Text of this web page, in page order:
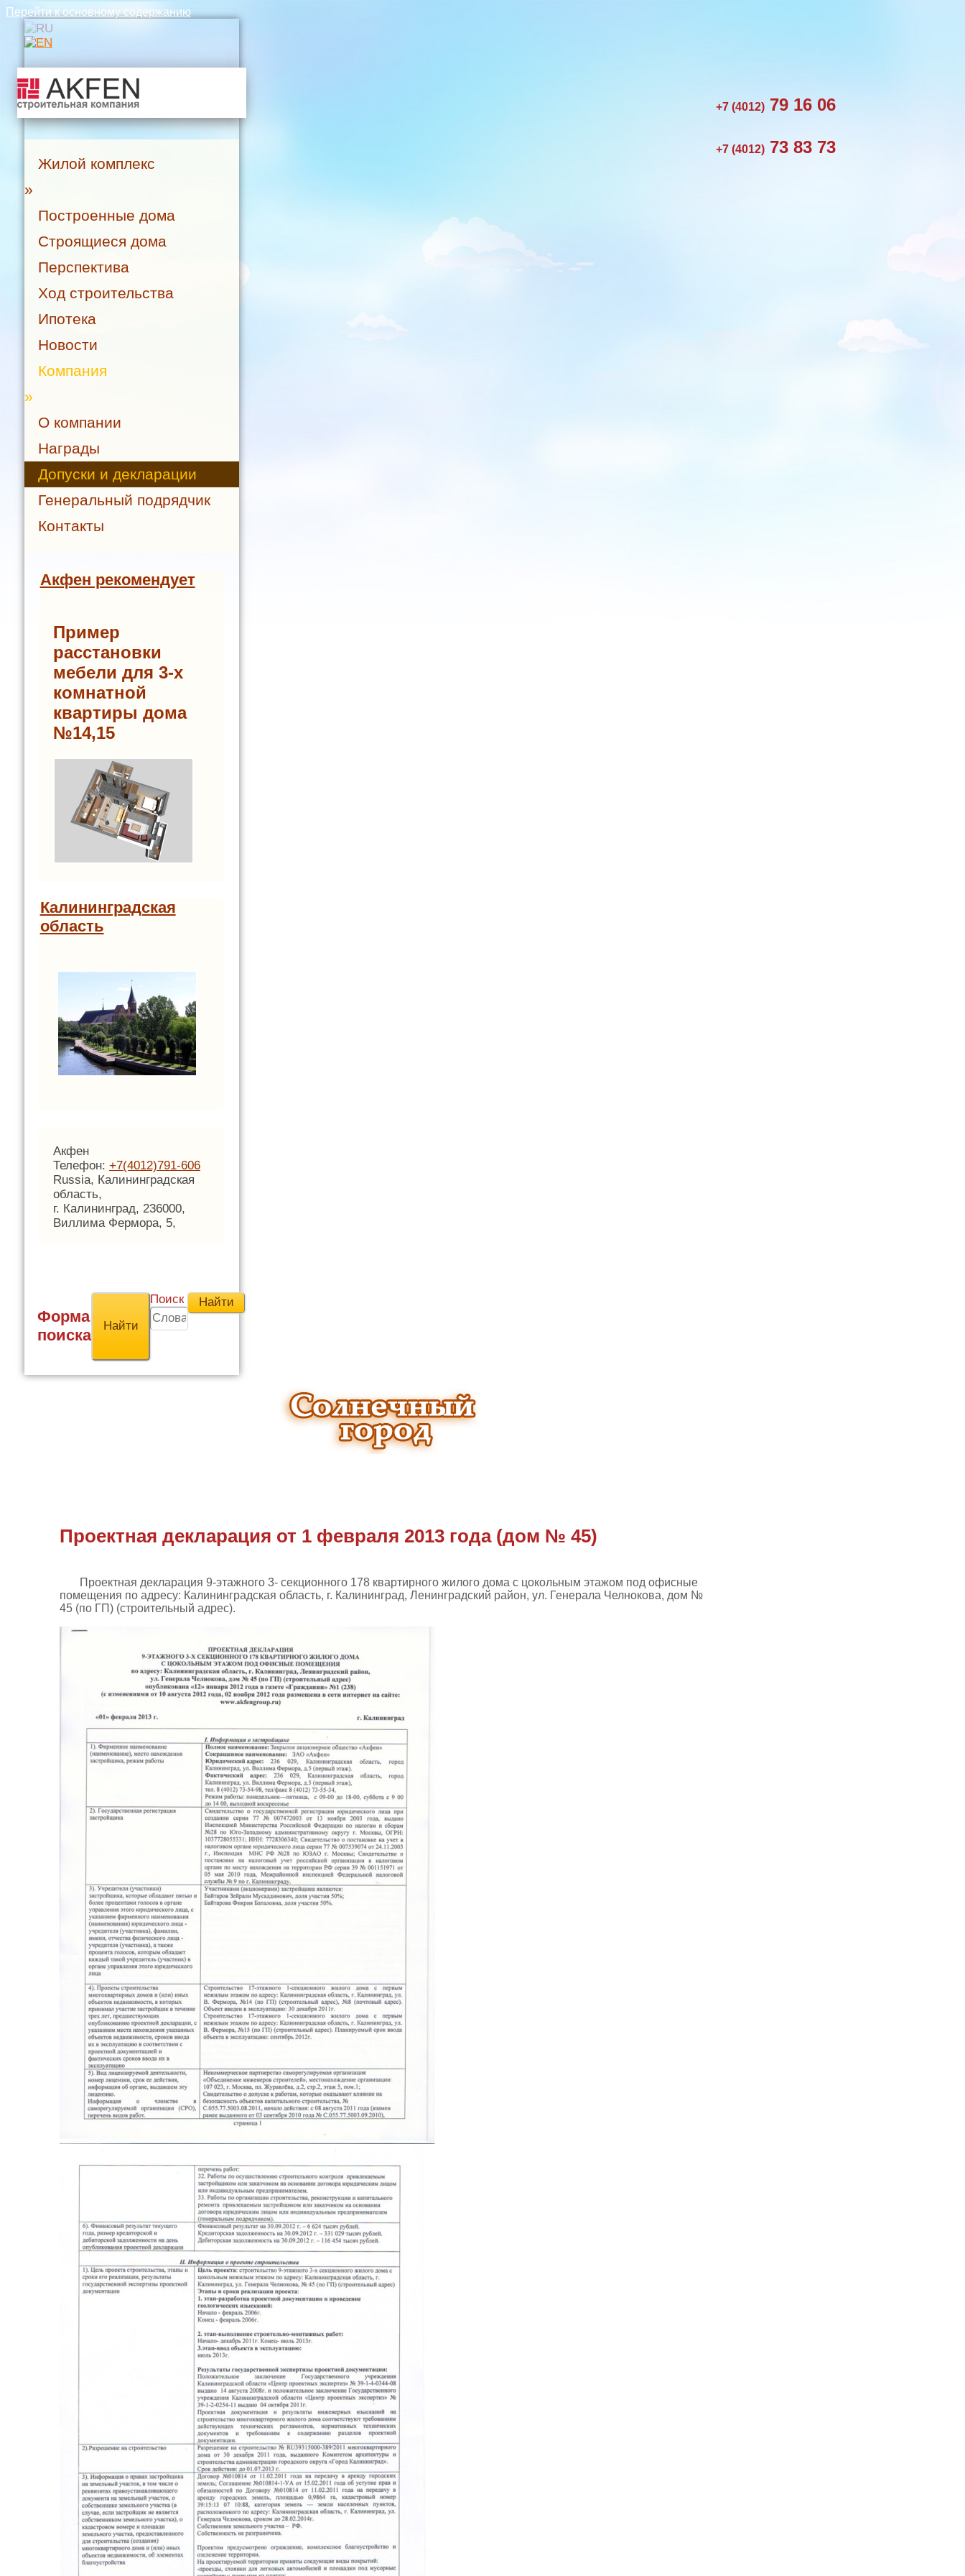
Перейти к основному содержанию
Жилой комплекс
»
Построенные дома
Строящиеся дома
Перспектива
Ход строительства
Ипотека
Новости
Компания
»
О компании
Награды
Допуски и декларации
Генеральный подрядчик
Контакты
Акфен рекомендует
Пример
расстановки
мебели для 3-х
комнатной
квартиры дома
№14,15
Калининградская
область
Акфен
Телефон: +7(4012)791-606
Russia, Калининградская
область,
г. Калининград, 236000,
Виллима Фермора, 5,
Форма
поиска
Поиск
+7 (4012) 79 16 06
+7 (4012) 73 83 73
Проектная декларация от 1 февраля 2013 года (дом № 45)
Проектная декларация 9-этажного 3- секционного 178 квартирного жилого дома с цокольным этажом под офисные
помещения по адресу: Калининградская область, г. Калининград, Ленинградский район, ул. Генерала Челнокова, дом №
45 (по ГП) (строительный адрес).